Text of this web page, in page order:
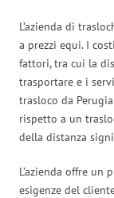
L’azienda di
a prezzi equi. I
fattori, tra cui la
trasportare e i
trasloco da
rispetto a un
della distanza
L’azienda offre un
esigenze del